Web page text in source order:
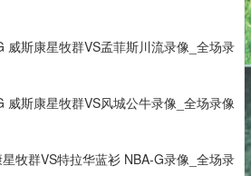
威斯康星牧群VS孟菲斯川流录像_全场录
威斯康星牧群VS风城公牛录像_全场录像
牧群VS特拉华蓝衫 NBA-G录像_全场录